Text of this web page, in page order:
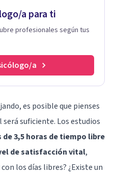
a para ti
profesionales según tus
a
es posible que pienses
suficiente. Los estudios
3,5 horas de tiempo libre
de satisfacción vital,
los días libres? ¿Existe un